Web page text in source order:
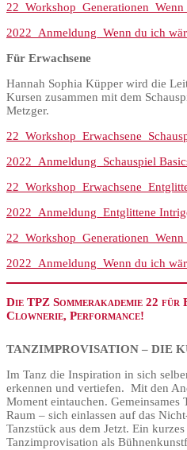
2022_Anmeldung_Wenn du ich
Für Erwachsene
Hannah Sophia Küpper wird die
Kursen zusammen mit dem
Metzger.
2022_Anmeldung_Schauspiel
2022_Anmeldung_Entglittene
2022_Anmeldung_Wenn du ich
Die TPZ Sommerakademie 22 für
Clownerie, Performance!
TANZIMPROVISATION – DIE
Im Tanz die Inspiration in sich
erkennen und vertiefen. Mit den
Moment eintauchen. Gemeinsames
Raum – sich einlassen auf das
Tanzstück aus dem Jetzt. Ein
Tanzimprovisation als